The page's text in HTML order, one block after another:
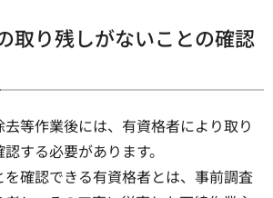
取り残しがないことの確認
等作業後には、有資格者により取り
する必要があります。
確認できる有資格者とは、事前調査